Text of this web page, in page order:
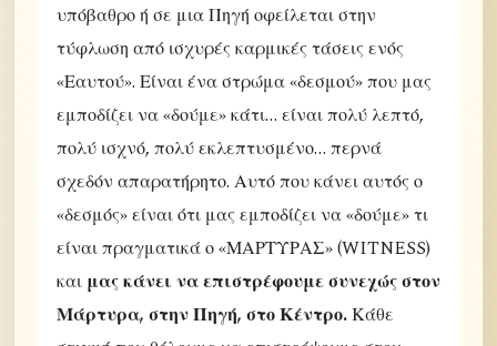
υπόβαθρο ή σε μια Πηγή οφείλεται στην
τύφλωση από ισχυρές καρμικές τάσεις ενός
«Εαυτού». Είναι ένα στρώμα «δεσμού» που μας
εμποδίζει να «δούμε» κάτι… είναι πολύ λεπτό,
πολύ ισχνό, πολύ εκλεπτυσμένο… περνά
σχεδόν απαρατήρητο. Αυτό που κάνει αυτός ο
«δεσμός» είναι ότι μας εμποδίζει να «δούμε» τι
είναι πραγματικά ο «ΜΑΡΤΥΡΑΣ» (WITNESS)
και μας κάνει να επιστρέφουμε συνεχώς στον
Μάρτυρα, στην Πηγή, στο Κέντρο.Κάθε